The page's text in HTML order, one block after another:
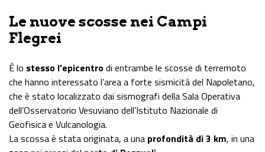
Le nuove scosse nei Campi
Flegrei
È lo stesso l’epicentrodi entrambe le scosse di terremoto
che hanno interessato l’area a forte sismicità del Napoletano,
che è stato localizzato dai sismografi della Sala Operativa
dell’Osservatorio Vesuviano dell’Istituto Nazionale di
Geofisica e Vulcanologia.
La scossa è stata originata, a una profondità di 3 km, in una